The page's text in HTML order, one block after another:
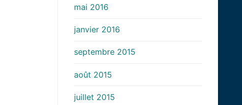
mai 2016
janvier 2016
septembre 2015
août 2015
juillet 2015